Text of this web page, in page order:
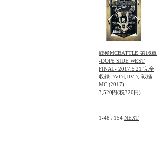
戦極MCBATTLE 第16章
-DOPE SIDE WEST
FINAL- 2017.5.21 完全
収録 DVD [DVD] 戦極
MC (2017)
3,520円(税320円)
1-48 / 154 NEXT